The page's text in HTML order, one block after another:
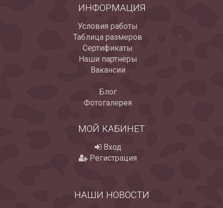
ИНФОРМАЦИЯ
Условия работы
Таблица размеров
Сертификаты
Наши партнёры
Вакансии
Блог
Фотогалерея
МОЙ КАБИНЕТ
Вход
Регистрация
НАШИ НОВОСТИ